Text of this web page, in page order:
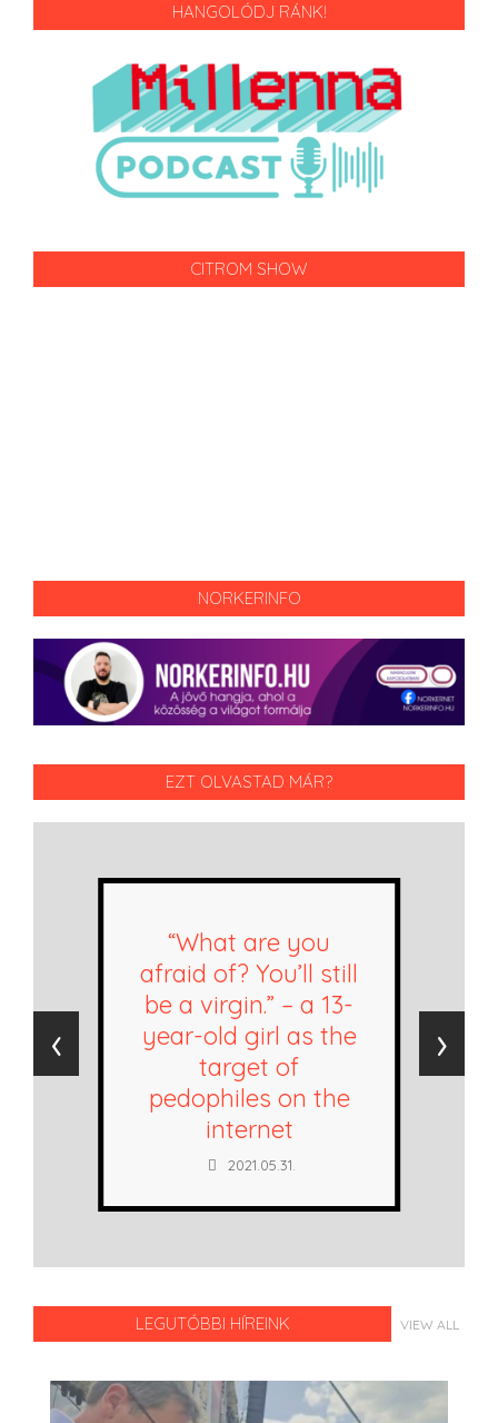
HANGOLÓDJ RÁNK!
CITROM SHOW
NORKERINFO
EZT OLVASTAD MÁR?
“What are you
afraid of? You’ll still
be a virgin.” – a 13-
year-old girl as the
target of
pedophiles on the
internet
2021.05.31.
‹ ›
LEGUTÓBBI HÍREINK VIEW ALL